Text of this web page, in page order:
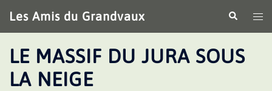
au
contenu
Les Amis du Grandvaux
le
LE MASSIF DU JURA SOUS
LA NEIGE